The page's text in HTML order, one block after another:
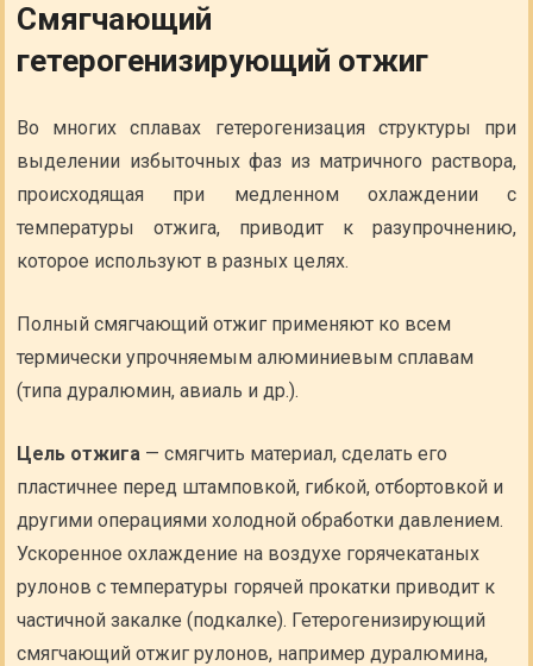
Смягчающий
гетерогенизирующий отжиг
Во многих сплавах гетерогенизация структуры при
выделении избыточных фаз из матричного раствора,
происходящая при медленном охлаждении с
температуры отжига, приводит к разупрочнению,
которое используют в разных целях.
Полный смягчающий отжиг применяют ко всем
термически упрочняемым алюминиевым сплавам
(типа дуралюмин, авиаль и др.).
Цель отжига — смягчить материал, сделать его
пластичнее перед штамповкой, гибкой, отбортовкой и
другими операциями холодной обработки давлением.
Ускоренное охлаждение на воздухе горячекатаных
рулонов с температуры горячей прокатки приводит к
частичной закалке (подкалке). Гетерогенизирующий
смягчающий отжиг рулонов, например дуралюмина,